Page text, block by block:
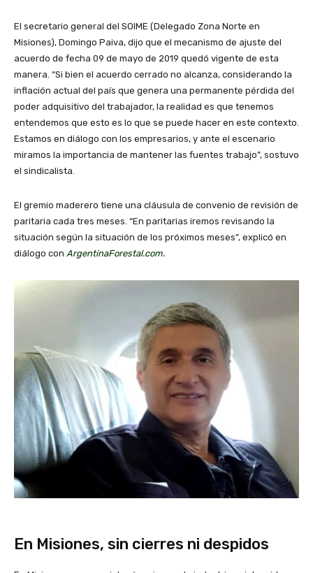
El secretario general del SOIME (Delegado Zona Norte en
Misiones), Domingo Paiva, dijo que el mecanismo de ajuste del
acuerdo de fecha 09 de mayo de 2019 quedó vigente de esta
manera. “Si bien el acuerdo cerrado no alcanza, considerando la
inflación actual del país que genera una permanente pérdida del
poder adquisitivo del trabajador, la realidad es que tenemos
entendemos que esto es lo que se puede hacer en este contexto.
Estamos en diálogo con los empresarios, y ante el escenario
miramos la importancia de mantener las fuentes trabajo”, sostuvo
el sindicalista.
El gremio maderero tiene una cláusula de convenio de revisión de
paritaria cada tres meses. “En paritarias iremos revisando la
situación según la situación de los próximos meses”, explicó en
diálogo con ArgentinaForestal.com.
En Misiones, sin cierres ni despidos